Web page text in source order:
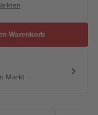
Warenkorb
Markt